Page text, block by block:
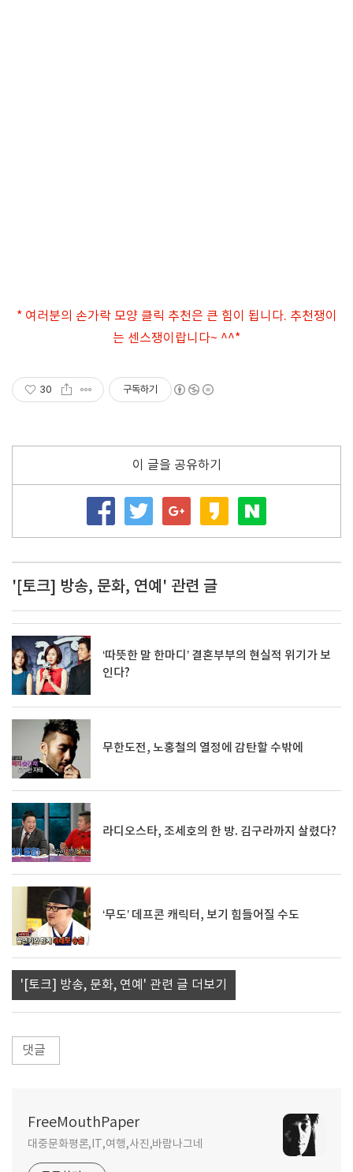
* 여러분의 손가락 모양 클릭 추천은 큰 힘이 됩니다. 추천쟁이
는 센스쟁이랍니다~ ^^*
30 구독하기
이 글을 공유하기
'[토크] 방송, 문화, 연예' 관련 글
‘따뜻한 말 한마디’ 결혼부부의 현실적 위기가 보
인다?
무한도전, 노홍철의 열정에 감탄할 수밖에
라디오스타, 조세호의 한 방. 김구라까지 살렸다?
‘무도’ 데프콘 캐릭터, 보기 힘들어질 수도
'[토크] 방송, 문화, 연예' 관련 글 더보기
댓글
FreeMouthPaper
대중문화평론,IT,여행,사진,바람나그네